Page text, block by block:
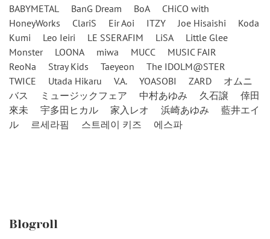
BABYMETAL BanG Dream BoA
CHiCO with
HoneyWorks
ClariS Eir Aoi ITZY Joe Hisaishi
Koda
Kumi
Leo Ieiri LE SSERAFIM LiSA
Little Glee
Monster
LOONA miwa MUCC
MUSIC FAIR
ReoNa
Stray Kids Taeyeon
The IDOLM@STER
TWICE
Utada Hikaru V.A. YOASOBI ZARD
オムニ
バス
ミュージックフェア 中村あゆみ 久石譲
倖田
來未
宇多田ヒカル 家入レオ 浜崎あゆみ
藍井エイ
ル
르세라핌 스트레이 키즈 에스파
Blogroll